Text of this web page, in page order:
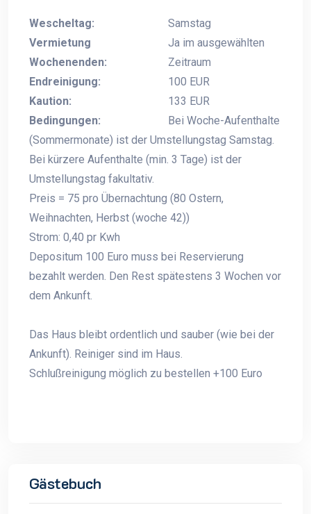
Wescheltag:
Samstag
Vermietung
Wochenenden:
Ja im ausgewählten
Zeitraum
Endreinigung:
100 EUR
Kaution:
133 EUR
Bedingungen:
Bei Woche-Aufenthalte
(Sommermonate) ist der Umstellungstag Samstag.
Bei kürzere Aufenthalte (min. 3 Tage) ist der
Umstellungstag fakultativ.
Preis = 75 pro Übernachtung (80 Ostern,
Weihnachten, Herbst (woche 42))
Strom: 0,40 pr Kwh
Depositum 100 Euro muss bei Reservierung
bezahlt werden. Den Rest spätestens 3 Wochen vor
dem Ankunft.
Das Haus bleibt ordentlich und sauber (wie bei der
Ankunft). Reiniger sind im Haus.
Schlußreinigung möglich zu bestellen +100 Euro
Gästebuch